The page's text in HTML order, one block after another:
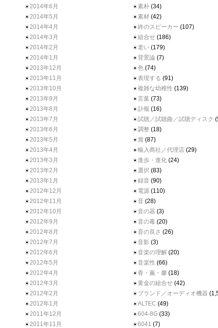
2014年6月
2014年5月
2014年4月
2014年3月
2014年2月
2014年1月
2013年12月
2013年11月
2013年10月
2013年9月
2013年8月
2013年7月
2013年6月
2013年5月
2013年4月
2013年3月
2013年2月
2013年1月
2012年12月
2012年11月
2012年10月
2012年9月
2012年8月
2012年7月
2012年6月
2012年5月
2012年4月
2012年3月
2012年2月
2012年1月
2011年12月
2011年11月
素朴 (34)
素材 (42)
終のスピーカー (107)
組合せ (186)
老い (179)
背景論 (7)
色 (74)
表現する (91)
複雑な幼稚性 (139)
言葉 (73)
訃報 (16)
試聴／試聴曲／試聴ディスク
調整 (18)
賞 (87)
輸入商社／代理店 (29)
進歩・進化 (24)
選択 (83)
録音 (90)
電源 (110)
音 (28)
音の器 (3)
音の毒 (20)
音の良さ (26)
音影 (3)
音楽の理解 (20)
音楽性 (66)
香・薫・馨 (18)
黄金の組合せ (42)
ブランド／オーディオ機器
ALTEC (49)
604-8G (33)
6041 (7)